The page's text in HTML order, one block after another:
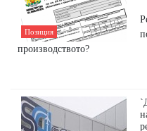
Позиция
производството?